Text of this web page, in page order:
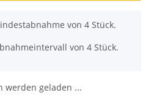
von 4 Stück.
von 4 Stück.
werden geladen ...